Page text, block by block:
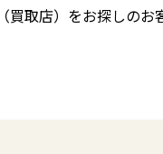
買取店）をお探しの